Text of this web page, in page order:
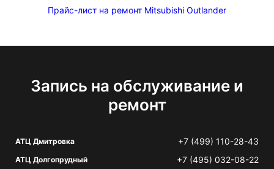
Прайс-лист на ремонт Mitsubishi Outlander
Запись на обслуживание и
ремонт
АТЦ Дмитровка +7 (499) 110-28-43
АТЦ Долгопрудный +7 (495) 032-08-22